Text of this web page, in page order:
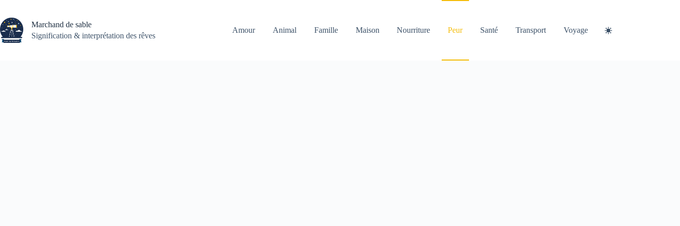
contenu
Marchand de sable
Signification & interprétation des rêves
Amour Animal Famille Maison Nourriture Peur Santé Transport Voyage